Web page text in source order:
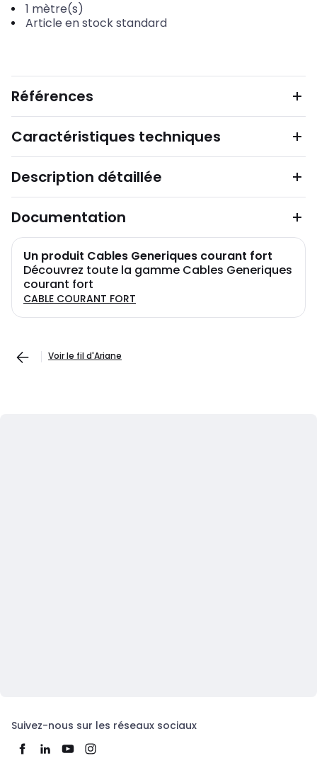
1 mètre(s)
Article en stock standard
Références
Caractéristiques techniques
Description détaillée
Documentation
Un produit Cables Generiques courant fort
Découvrez toute la gamme Cables Generiques
courant fort
CABLE COURANT FORT
Voir le fil d'Ariane
Suivez-nous sur les réseaux sociaux